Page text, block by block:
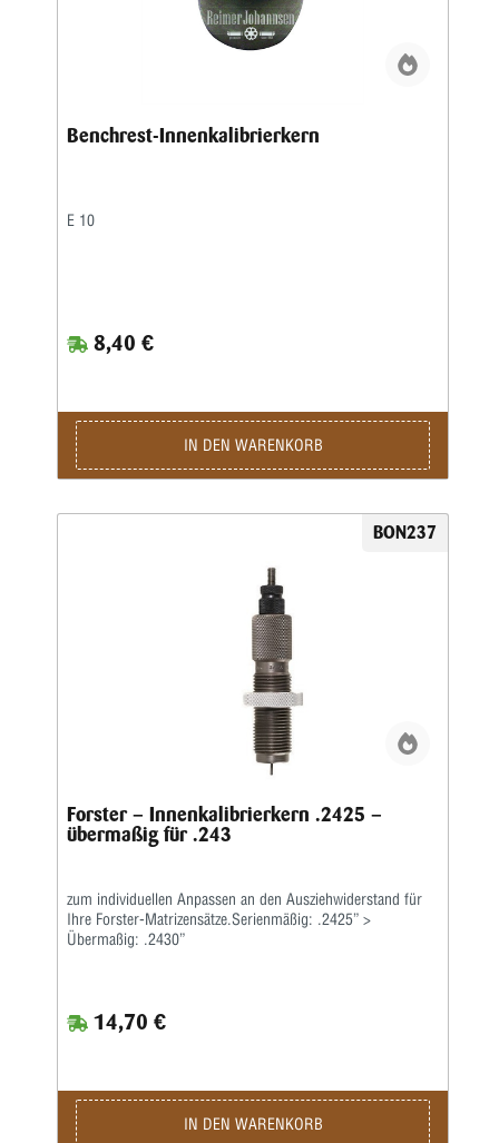
Benchrest-Innenkalibrierkern
E 10
8,40 €
IN DEN WARENKORB
BON237
Forster – Innenkalibrierkern .2425 –
übermaßig für .243
zum individuellen Anpassen an den Ausziehwiderstand für
Ihre Forster-Matrizensätze.Serienmäßig: .2425” >
Übermaßig: .2430”
14,70 €
IN DEN WARENKORB